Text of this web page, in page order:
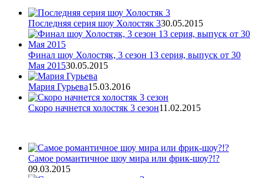
Последняя серия шоу Холостяк 330.05.2015
Финал шоу Холостяк, 3 сезон 13 серия, выпуск от 30
Мая 201530.05.2015
Мария Гурьева15.03.2016
Скоро начнется холостяк 3 сезон11.02.2015
Самое романтичное шоу мира или фрик-шоу?!?
09.03.2015